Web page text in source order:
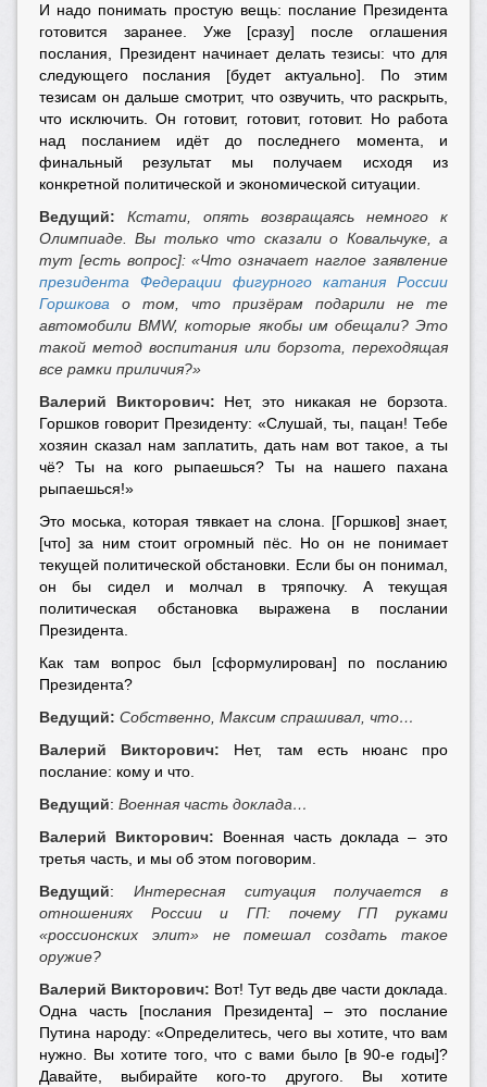
И надо понимать простую вещь: послание Президента
готовится заранее. Уже [сразу] после оглашения
послания, Президент начинает делать тезисы: что для
следующего послания [будет актуально]. По этим
тезисам он дальше смотрит, что озвучить, что раскрыть,
что исключить. Он готовит, готовит, готовит. Но работа
над посланием идёт до последнего момента, и
финальный результат мы получаем исходя из
конкретной политической и экономической ситуации.
Ведущий:
Кстати, опять возвращаясь немного к
Олимпиаде. Вы только что сказали о Ковальчуке, а
тут [есть вопрос]: «Что означает наглое заявление
президента Федерации фигурного катания России
Горшкова о том, что призёрам подарили не те
автомобили BMW, которые якобы им обещали? Это
такой метод воспитания или борзота, переходящая
все рамки приличия?»
Валерий Викторович: Нет, это никакая не борзота.
Горшков говорит Президенту: «Слушай, ты, пацан! Тебе
хозяин сказал нам заплатить, дать нам вот такое, а ты
чё? Ты на кого рыпаешься? Ты на нашего пахана
рыпаешься!»
Это моська, которая тявкает на слона. [Горшков] знает,
[что] за ним стоит огромный пёс. Но он не понимает
текущей политической обстановки. Если бы он понимал,
он бы сидел и молчал в тряпочку. А текущая
политическая обстановка выражена в послании
Президента.
Как там вопрос был [сформулирован] по посланию
Президента?
Ведущий: Собственно, Максим спрашивал, что…
Валерий Викторович: Нет, там есть нюанс про
послание: кому и что.
Ведущий: Военная часть доклада…
Валерий Викторович: Военная часть доклада – это
третья часть, и мы об этом поговорим.
Ведущий: Интересная ситуация получается в
отношениях России и ГП: почему ГП руками
«россионских элит» не помешал создать такое
оружие?
Валерий Викторович: Вот! Тут ведь две части доклада.
Одна часть [послания Президента] – это послание
Путина народу: «Определитесь, чего вы хотите, что вам
нужно. Вы хотите того, что с вами было [в 90-е годы]?
Давайте, выбирайте кого-то другого. Вы хотите